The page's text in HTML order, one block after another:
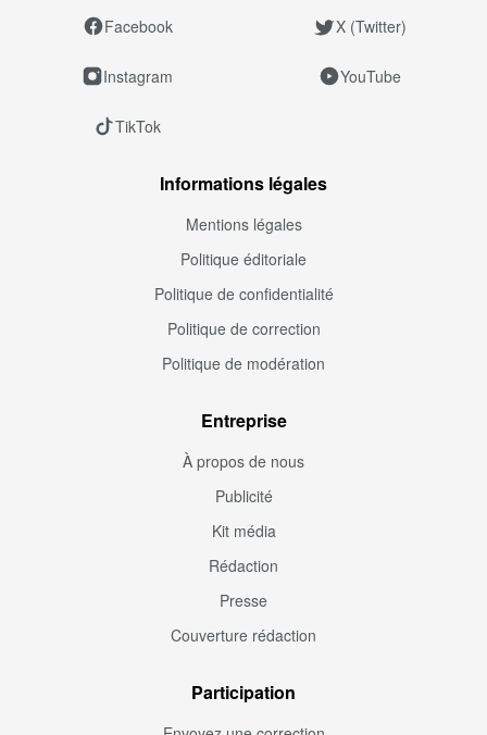
Facebook X (Twitter)
Instagram YouTube
TikTok
Informations légales
Mentions légales
Politique éditoriale
Politique de confidentialité
Politique de correction
Politique de modération
Entreprise
À propos de nous
Publicité
Kit média
Rédaction
Presse
Couverture rédaction
Participation